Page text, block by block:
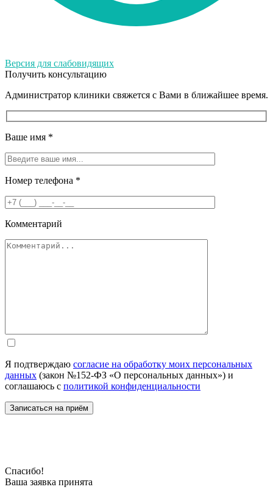
Версия для слабовидящих
Получить консультацию
Администратор клиники свяжется с Вами в ближайшее время.
Ваше имя *
Номер телефона *
Комментарий
Я подтверждаю согласие на обработку моих персональных
данных (закон №152-ФЗ «О персональных данных») и
соглашаюсь с политикой конфиденциальности
Спасибо!
Ваша заявка принята